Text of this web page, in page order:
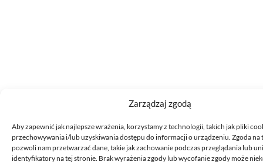
Zarządzaj zgodą
Aby zapewnić jak najlepsze wrażenia, korzystamy z technologii, takich jak pliki
przechowywania i/lub uzyskiwania dostępu do informacji o urządzeniu. Zgoda na
pozwoli nam przetwarzać dane, takie jak zachowanie podczas przeglądania lub
identyfikatory na tej stronie. Brak wyrażenia zgody lub wycofanie zgody może